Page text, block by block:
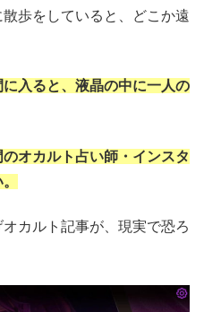
歩をしていると、どこか遠
入ると、液晶の中に一人の
オカルト占い師・インスタ
カルト記事が、現実で恐ろ